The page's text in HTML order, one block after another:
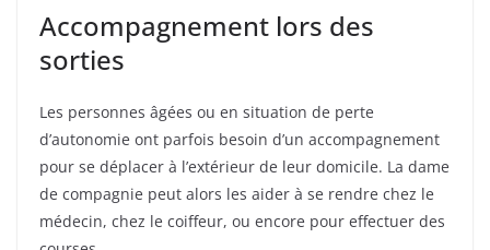
Accompagnement lors des
sorties
Les personnes âgées ou en situation de perte
d’autonomie ont parfois besoin d’un accompagnement
pour se déplacer à l’extérieur de leur domicile. La dame
de compagnie peut alors les aider à se rendre chez le
médecin, chez le coiffeur, ou encore pour effectuer des